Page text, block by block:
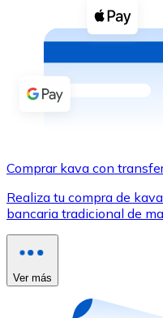
Compra
Comprar con
Transferencia SEPA
Utiliza tarjetas Visa
Comprar con tarjeta
Comprar kava con
Realiza tu compra de
bancaria tradicional de
Ver más